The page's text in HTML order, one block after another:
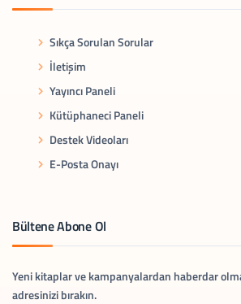
Sıkça Sorulan Sorular
İletişim
Yayıncı Paneli
Kütüphaneci Paneli
Destek Videoları
E-Posta Onayı
Bültene Abone Ol
Yeni kitaplar ve kampanyalardan haberdar
adresinizi bırakın.